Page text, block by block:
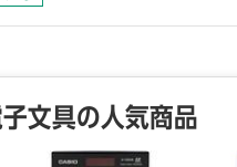
文具の人気商品